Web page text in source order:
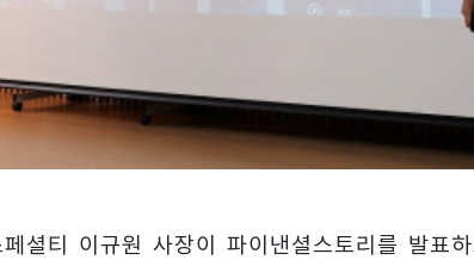
셜티 이규원 사장이 파이낸셜스토리를 발표